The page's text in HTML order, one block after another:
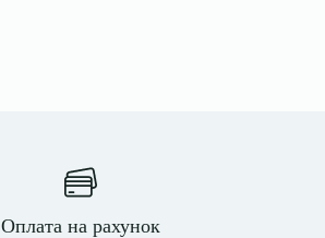
Оплата на рахунок